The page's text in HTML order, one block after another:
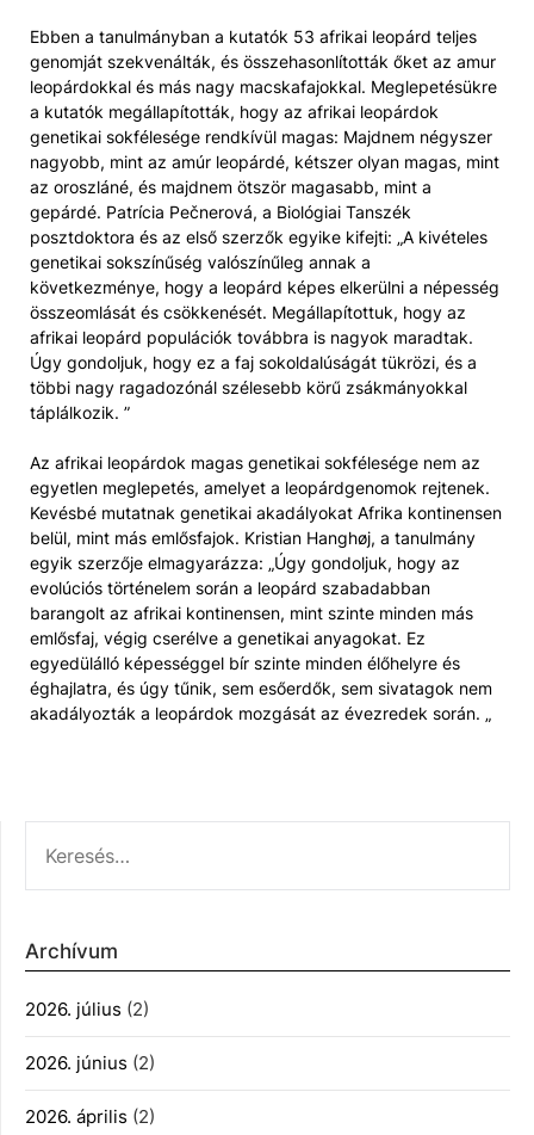
Ebben a tanulmányban a kutatók 53 afrikai leopárd teljes
genomját szekvenálták, és összehasonlították őket az amur
leopárdokkal és más nagy macskafajokkal. Meglepetésükre
a kutatók megállapították, hogy az afrikai leopárdok
genetikai sokfélesége rendkívül magas: Majdnem négyszer
nagyobb, mint az amúr leopárdé, kétszer olyan magas, mint
az oroszláné, és majdnem ötször magasabb, mint a
gepárdé. Patrícia Pečnerová, a Biológiai Tanszék
posztdoktora és az első szerzők egyike kifejti: „A kivételes
genetikai sokszínűség valószínűleg annak a
következménye, hogy a leopárd képes elkerülni a népesség
összeomlását és csökkenését. Megállapítottuk, hogy az
afrikai leopárd populációk továbbra is nagyok maradtak.
Úgy gondoljuk, hogy ez a faj sokoldalúságát tükrözi, és a
többi nagy ragadozónál szélesebb körű zsákmányokkal
táplálkozik. ”
Az afrikai leopárdok magas genetikai sokfélesége nem az
egyetlen meglepetés, amelyet a leopárdgenomok rejtenek.
Kevésbé mutatnak genetikai akadályokat Afrika kontinensen
belül, mint más emlősfajok. Kristian Hanghøj, a tanulmány
egyik szerzője elmagyarázza: „Úgy gondoljuk, hogy az
evolúciós történelem során a leopárd szabadabban
barangolt az afrikai kontinensen, mint szinte minden más
emlősfaj, végig cserélve a genetikai anyagokat. Ez
egyedülálló képességgel bír szinte minden élőhelyre és
éghajlatra, és úgy tűnik, sem esőerdők, sem sivatagok nem
akadályozták a leopárdok mozgását az évezredek során. „
Archívum
2026. július (2)
2026. június (2)
2026. április (2)